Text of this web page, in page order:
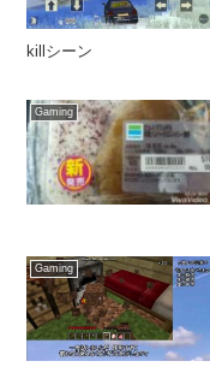
killシーン
Gaming
Gaming